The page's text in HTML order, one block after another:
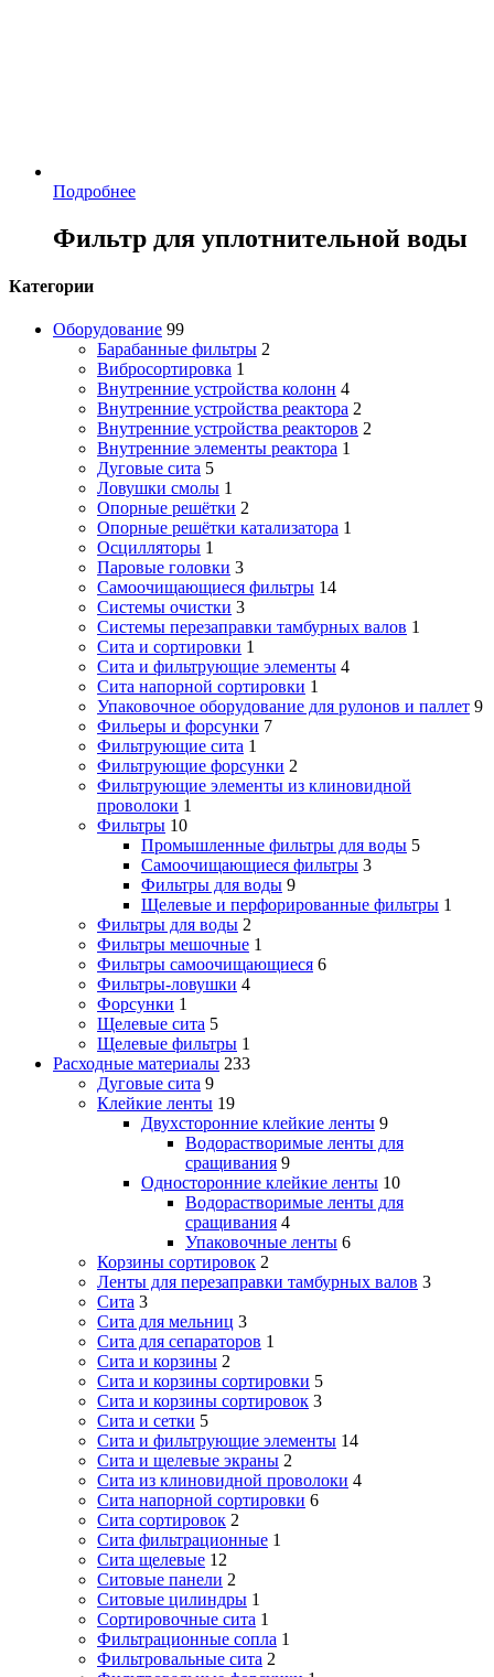
Подробнее
Фильтр для уплотнительной воды
Категории
Оборудование 99
Барабанные фильтры 2
Вибросортировка 1
Внутренние устройства колонн 4
Внутренние устройства реактора 2
Внутренние устройства реакторов 2
Внутренние элементы реактора 1
Дуговые сита 5
Ловушки смолы 1
Опорные решётки 2
Опорные решётки катализатора 1
Осцилляторы 1
Паровые головки 3
Самоочищающиеся фильтры 14
Системы очистки 3
Системы перезаправки тамбурных валов 1
Сита и сортировки 1
Сита и фильтрующие элементы 4
Сита напорной сортировки 1
Упаковочное оборудование для рулонов и паллет 9
Фильеры и форсунки 7
Фильтрующие сита 1
Фильтрующие форсунки 2
Фильтрующие элементы из клиновидной
проволоки 1
Фильтры 10
Промышленные фильтры для воды 5
Самоочищающиеся фильтры 3
Фильтры для воды 9
Щелевые и перфорированные фильтры 1
Фильтры для воды 2
Фильтры мешочные 1
Фильтры самоочищающиеся 6
Фильтры-ловушки 4
Форсунки 1
Щелевые сита 5
Щелевые фильтры 1
Расходные материалы 233
Дуговые сита 9
Клейкие ленты 19
Двухсторонние клейкие ленты 9
Водорастворимые ленты для
сращивания 9
Односторонние клейкие ленты 10
Водорастворимые ленты для
сращивания 4
Упаковочные ленты 6
Корзины сортировок 2
Ленты для перезаправки тамбурных валов 3
Сита 3
Сита для мельниц 3
Сита для сепараторов 1
Сита и корзины 2
Сита и корзины сортировки 5
Сита и корзины сортировок 3
Сита и сетки 5
Сита и фильтрующие элементы 14
Сита и щелевые экраны 2
Сита из клиновидной проволоки 4
Сита напорной сортировки 6
Сита сортировок 2
Сита фильтрационные 1
Сита щелевые 12
Ситовые панели 2
Ситовые цилиндры 1
Сортировочные сита 1
Фильтрационные сопла 1
Фильтровальные сита 2